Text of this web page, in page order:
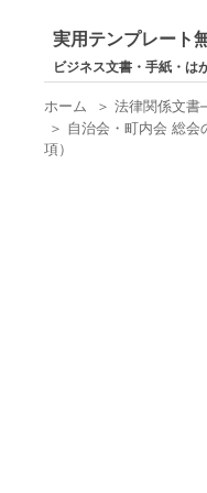
実用テンプレート
ビジネス文書・手紙・は
ホーム ＞法律関係文
＞ 自治会・町内会 総
項）